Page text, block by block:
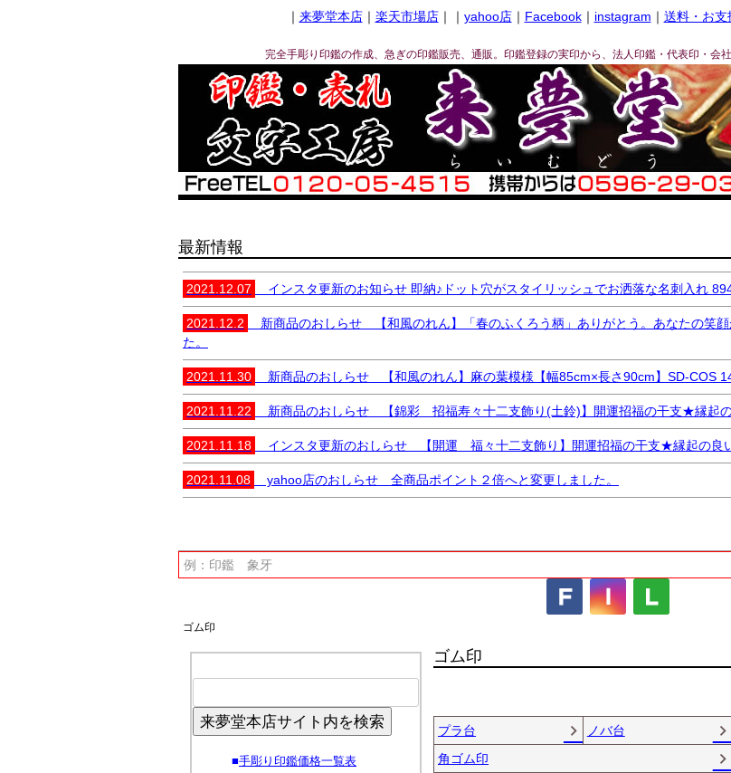
｜ 来夢堂本店｜ 楽天市場店｜｜ yahoo店｜ Facebook｜ instagram ｜ 送料・お支
完全手彫り印鑑の作成、急ぎの印鑑販売、通販。印鑑登録の実印から、法人印鑑・代表印・会
最新情報
2021.12.07 インスタ更新のお知らせ 即納♪ドット穴がスタイリッシュでお洒落な名刺入れ
2021.12.2
新商品のおしらせ 【和風のれん】「春のふくろう柄」ありがとう。あなたの笑
た。
2021.11.30 新商品のおしらせ 【和風のれん】麻の葉模様【幅85cm×長さ90cm】SD-COS
2021.11.22 新商品のおしらせ 【錦彩 招福寿々十二支飾り(土鈴)】開運招福の干支★縁起の
2021.11.18 インスタ更新のおしらせ 【開運 福々十二支飾り】開運招福の干支★縁起の良
2021.11.08 yahoo店のおしらせ 全商品ポイント２倍へと変更しました。
キーワード
価格
商品タグ
セール
限定 再入荷 翌日発送
在庫なし商品
在庫なし商品
商品番号/JANコ
バンドル販売
予約商品
新着順
登録
レビュー順
ゴム印
来夢堂本店サイト内を検索
■手彫り印鑑価格一覧表
ゴム印
プラ台 ノバ台
角ゴム印